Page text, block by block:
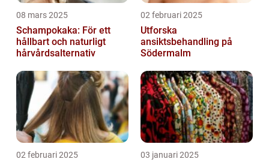
08 mars 2025
Schampokaka: För ett
hållbart och naturligt
hårvårdsalternativ
02 februari 2025
Utforska
ansiktsbehandling på
Södermalm
02 februari 2025 03 januari 2025